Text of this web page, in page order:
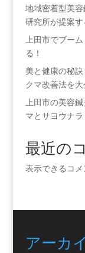
地域密着型美
研究所が提案
上田市でブー
る！
美と健康の秘
クマ改善法を大
上田市の美容
マとサヨウナラ
最近の
表示できるコメ
アーカ